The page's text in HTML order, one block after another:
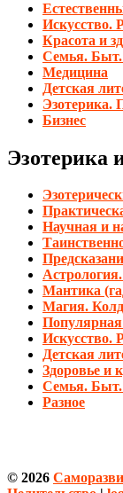
Искусство.
Красота и
Семья. Быт.
Медицина
Детская
Эзотерика.
Бизнес
Эзотерика
Научная и
Мантика
Магия.
Искусство.
Детская
Здоровье и
Семья. Быт.
Разное
© 2026